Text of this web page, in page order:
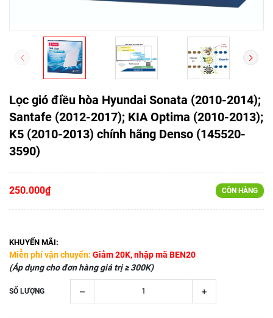
Lọc gió điều hòa Hyundai Sonata (2010-2014);
Santafe (2012-2017); KIA Optima (2010-2013);
K5 (2010-2013) chính hãng Denso (145520-
3590)
250.000₫ CÒN HÀNG
KHUYẾN MÃI:
Miễn phí vận chuyển: Giảm 20K, nhập mã BEN20
(Áp dụng cho đơn hàng giá trị ≥ 300K)
SỐ LƯỢNG